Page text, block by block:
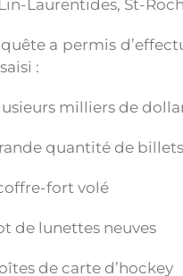
Lin-Laurentides, St-
a permis
:
milliers de
quantité de
fort volé
de lunettes neuves
de carte d’hockey